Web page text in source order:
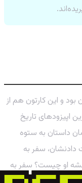
بود و این کارتون هم از
اپیزودهای تاریخ
داستان به ستوه
دادنشان، سفر به
او چیست؟ سفر به